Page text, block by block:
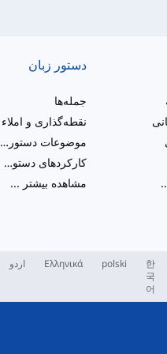
دستور زبان
جمله‌ها
نقطه‌گذاری و املاء
موضوعات دستور زبان متنوع
کارکردهای دستوری
مشاهده بیشتر ...
한
국
어
polski
Ελληνικά اردو